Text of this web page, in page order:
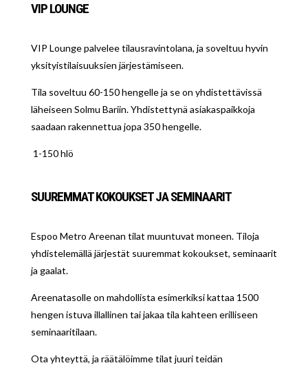
VIP LOUNGE
VIP Lounge palvelee tilausravintolana, ja soveltuu hyvin
yksityistilaisuuksien järjestämiseen.
Tila soveltuu 60-150 hengelle ja se on yhdistettävissä
läheiseen Solmu Bariin. Yhdistettynä asiakaspaikkoja
saadaan rakennettua jopa 350 hengelle.
1-150 hlö
SUUREMMAT KOKOUKSET JA SEMINAARIT
Espoo Metro Areenan tilat muuntuvat moneen. Tiloja
yhdistelemällä järjestät suuremmat kokoukset, seminaarit
ja gaalat.
Areenatasolle on mahdollista esimerkiksi kattaa 1500
hengen istuva illallinen tai jakaa tila kahteen erilliseen
seminaaritilaan.
Ota yhteyttä, ja räätälöimme tilat juuri teidän